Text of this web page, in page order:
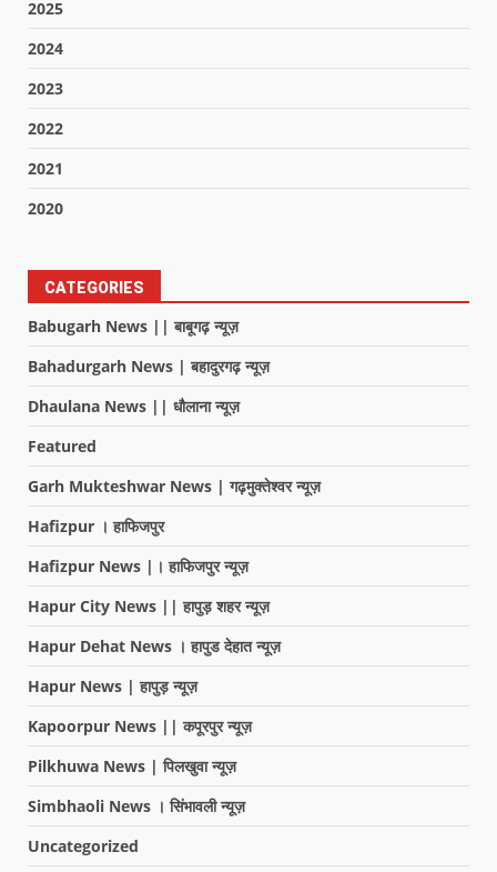
2025
2024
2023
2022
2021
2020
CATEGORIES
Babugarh News || बाबूगढ़ न्यूज़
Bahadurgarh News | बहादुरगढ़ न्यूज़
Dhaulana News || धौलाना न्यूज़
Featured
Garh Mukteshwar News | गढ़मुक्तेश्वर न्यूज़
Hafizpur । हाफिजपुर
Hafizpur News |। हाफिजपुर न्यूज़
Hapur City News || हापुड़ शहर न्यूज़
Hapur Dehat News । हापुड देहात न्यूज़
Hapur News | हापुड़ न्यूज़
Kapoorpur News || कपूरपुर न्यूज़
Pilkhuwa News | पिलखुवा न्यूज़
Simbhaoli News । सिंभावली न्यूज़
Uncategorized